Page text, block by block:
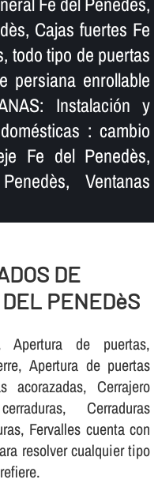
Cajas fuertes Fe
todo tipo de puertas
persiana enrollable
Instalación y
: cambio
Fe del Penedès,
Ventanas
DE
PENEDèS
Apertura de puertas,
Apertura de puertas
acorazadas, Cerrajero
Cerraduras
Fervalles cuenta con
resolver cualquier tipo